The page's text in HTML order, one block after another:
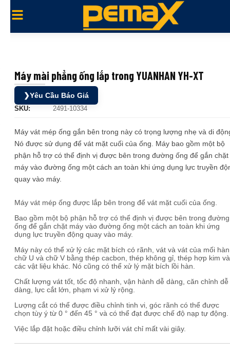
Máy mài phẳng ống lắp trong YUANHAN YH-XT
❯Yêu Cầu Báo Giá
SKU: 2491-10334
Máy vát mép ống gắn bên trong này có trọng lượng nhẹ và di
Nó được sử dụng để vát mặt cuối của ống. Máy bao gồm một bộ
phận hỗ trợ có thể định vị được bên trong đường ống để gắn chặt
máy vào đường ống một cách an toàn khi ứng dụng lực truyền
quay vào máy.
Máy vát mép ống được lắp bên trong để vát mặt cuối của ống.
Bao gồm một bộ phận hỗ trợ có thể định vị được bên trong đường
ống để gắn chặt máy vào đường ống một cách an toàn khi ứng
dụng lực truyền động quay vào máy.
Máy này có thể xử lý các mặt bích có rãnh, vát và vát của mối hàn
chữ U và chữ V bằng thép cacbon, thép không gỉ, thép hợp kim và
các vật liệu khác. Nó cũng có thể xử lý mặt bích lồi hàn.
Chất lượng vát tốt, tốc độ nhanh, vận hành dễ dàng, căn chỉnh dễ
dàng, lực cắt lớn, phạm vi xử lý rộng.
Lượng cắt có thể được điều chỉnh tinh vi, góc rãnh có thể được
chọn tùy ý từ 0 ° đến 45 ° và có thể đạt được chế độ nạp tự động.
Việc lắp đặt hoặc điều chỉnh lưỡi vát chỉ mất vài giây.